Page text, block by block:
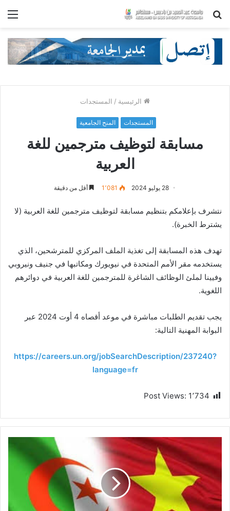
بحث
الرئيسية / المستجدات
المستجدات المنح الجامعية
مسابقة لتوظيف مترجمين للغة
العربية
28 يوليو 2024 1٬081 أقل من دقيقة
نتشرف بإعلامكم بتنظيم مسابقة لتوظيف مترجمين للغة العربية (لا
يشترط الخبرة).
تهدف هذه المسابقة إلى تغذية الملف المركزي للمترشحين، الذي
يستخدمه مقر الأمم المتحدة في نيويورك ومكاتبها في جنيف ونيروبي
وفيينا لملئ الوظائف الشاغرة للمترجمين للغة العربية في دوائرهم
اللغوية.
يجب تقديم الطلبات مباشرة في موعد أقصاه 4 أوت 2024 عبر
البوابة المهنية التالية:
https://careers.un.org/jobSearchDescription/237240?
language=fr
Post Views: 1٬734